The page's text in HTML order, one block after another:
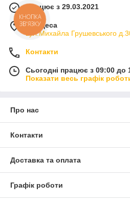
Працює з 29.03.2021
м. Одеса
вул.Михайла Грушевського
Контакти
Сьогодні працює з 09:00 до
Показати весь графік
Про нас
Контакти
Доставка та оплата
Графік роботи
КНОПКА
ЗВ'ЯЗКУ